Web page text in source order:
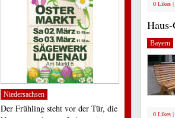
Niedersachsen
Der Frühling steht vor der Tür, die
0 Likes |
Bayern
0 Likes |